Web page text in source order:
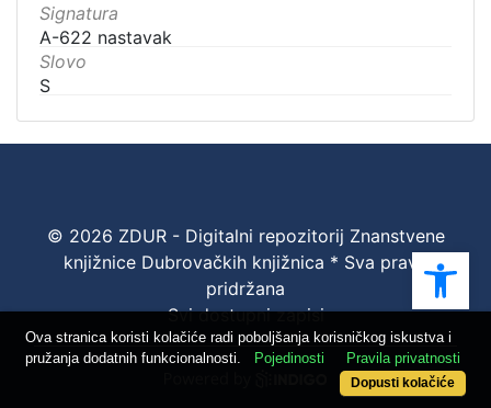
Signatura
A-622 nastavak
Slovo
S
© 2026 ZDUR - Digitalni repozitorij Znanstvene
knjižnice Dubrovačkih knjižnica * Sva prava
pridržana
Svi dostupni zapisi
Ova stranica koristi kolačiće radi poboljšanja korisničkog iskustva i
pružanja dodatnih funkcionalnosti.
Pojedinosti Pravila privatnosti
Dopusti kolačiće